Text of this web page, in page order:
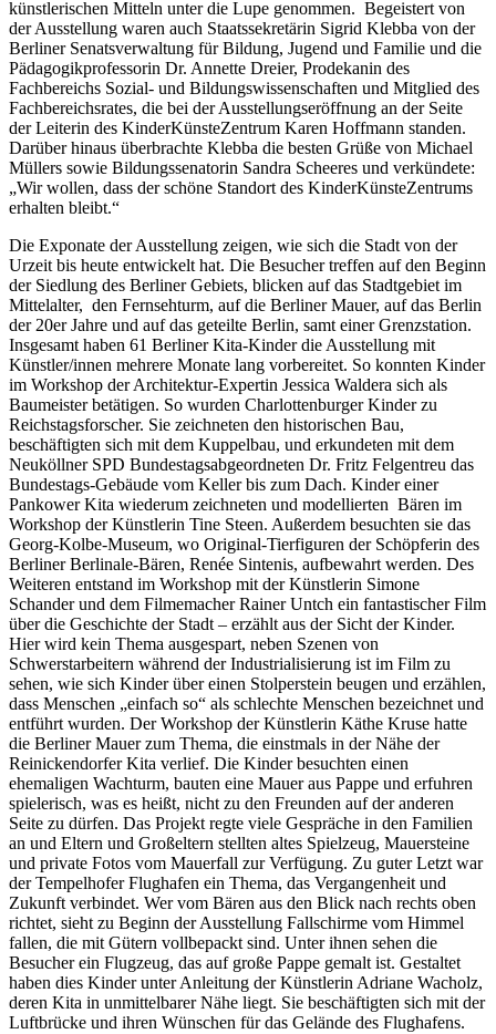
künstlerischen Mitteln unter die Lupe genommen. Begeistert von
der Ausstellung waren auch Staatssekretärin Sigrid Klebba von der
Berliner Senatsverwaltung für Bildung, Jugend und Familie und die
Pädagogikprofessorin Dr. Annette Dreier, Prodekanin des
Fachbereichs Sozial- und Bildungswissenschaften und Mitglied des
Fachbereichsrates, die bei der Ausstellungseröffnung an der Seite
der Leiterin des KinderKünsteZentrum Karen Hoffmann standen.
Darüber hinaus überbrachte Klebba die besten Grüße von Michael
Müllers sowie Bildungssenatorin Sandra Scheeres und verkündete:
„Wir wollen, dass der schöne Standort des KinderKünsteZentrums
erhalten bleibt.“
Die Exponate der Ausstellung zeigen, wie sich die Stadt von der
Urzeit bis heute entwickelt hat. Die Besucher treffen auf den Beginn
der Siedlung des Berliner Gebiets, blicken auf das Stadtgebiet im
Mittelalter, den Fernsehturm, auf die Berliner Mauer, auf das Berlin
der 20er Jahre und auf das geteilte Berlin, samt einer Grenzstation.
Insgesamt haben 61 Berliner Kita-Kinder die Ausstellung mit
Künstler/innen mehrere Monate lang vorbereitet. So konnten Kinder
im Workshop der Architektur-Expertin Jessica Waldera sich als
Baumeister betätigen. So wurden Charlottenburger Kinder zu
Reichstagsforscher. Sie zeichneten den historischen Bau,
beschäftigten sich mit dem Kuppelbau, und erkundeten mit dem
Neuköllner SPD Bundestagsabgeordneten Dr. Fritz Felgentreu das
Bundestags-Gebäude vom Keller bis zum Dach. Kinder einer
Pankower Kita wiederum zeichneten und modellierten Bären im
Workshop der Künstlerin Tine Steen. Außerdem besuchten sie das
Georg-Kolbe-Museum, wo Original-Tierfiguren der Schöpferin des
Berliner Berlinale-Bären, Renée Sintenis, aufbewahrt werden. Des
Weiteren entstand im Workshop mit der Künstlerin Simone
Schander und dem Filmemacher Rainer Untch ein fantastischer Film
über die Geschichte der Stadt – erzählt aus der Sicht der Kinder.
Hier wird kein Thema ausgespart, neben Szenen von
Schwerstarbeitern während der Industrialisierung ist im Film zu
sehen, wie sich Kinder über einen Stolperstein beugen und erzählen,
dass Menschen „einfach so“ als schlechte Menschen bezeichnet und
entführt wurden. Der Workshop der Künstlerin Käthe Kruse hatte
die Berliner Mauer zum Thema, die einstmals in der Nähe der
Reinickendorfer Kita verlief. Die Kinder besuchten einen
ehemaligen Wachturm, bauten eine Mauer aus Pappe und erfuhren
spielerisch, was es heißt, nicht zu den Freunden auf der anderen
Seite zu dürfen. Das Projekt regte viele Gespräche in den Familien
an und Eltern und Großeltern stellten altes Spielzeug, Mauersteine
und private Fotos vom Mauerfall zur Verfügung. Zu guter Letzt war
der Tempelhofer Flughafen ein Thema, das Vergangenheit und
Zukunft verbindet. Wer vom Bären aus den Blick nach rechts oben
richtet, sieht zu Beginn der Ausstellung Fallschirme vom Himmel
fallen, die mit Gütern vollbepackt sind. Unter ihnen sehen die
Besucher ein Flugzeug, das auf große Pappe gemalt ist. Gestaltet
haben dies Kinder unter Anleitung der Künstlerin Adriane Wacholz,
deren Kita in unmittelbarer Nähe liegt. Sie beschäftigten sich mit der
Luftbrücke und ihren Wünschen für das Gelände des Flughafens.